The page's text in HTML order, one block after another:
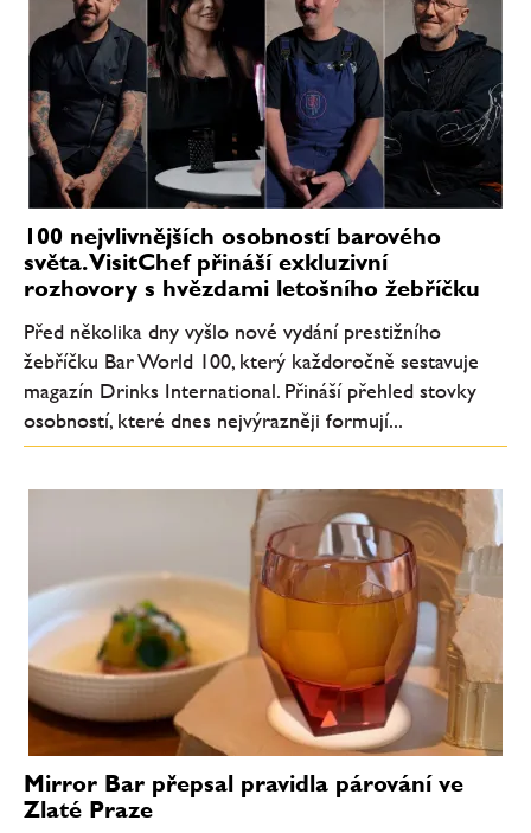
100 nejvlivnějších osobností barového
světa. VisitChef přináší exkluzivní
rozhovory s hvězdami letošního žebříčku
Před několika dny vyšlo nové vydání prestižního
žebříčku Bar World 100, který každoročně sestavuje
magazín Drinks International. Přináší přehled stovky
osobností, které dnes nejvýrazněji formují...
Mirror Bar přepsal pravidla párování ve
Zlaté Praze